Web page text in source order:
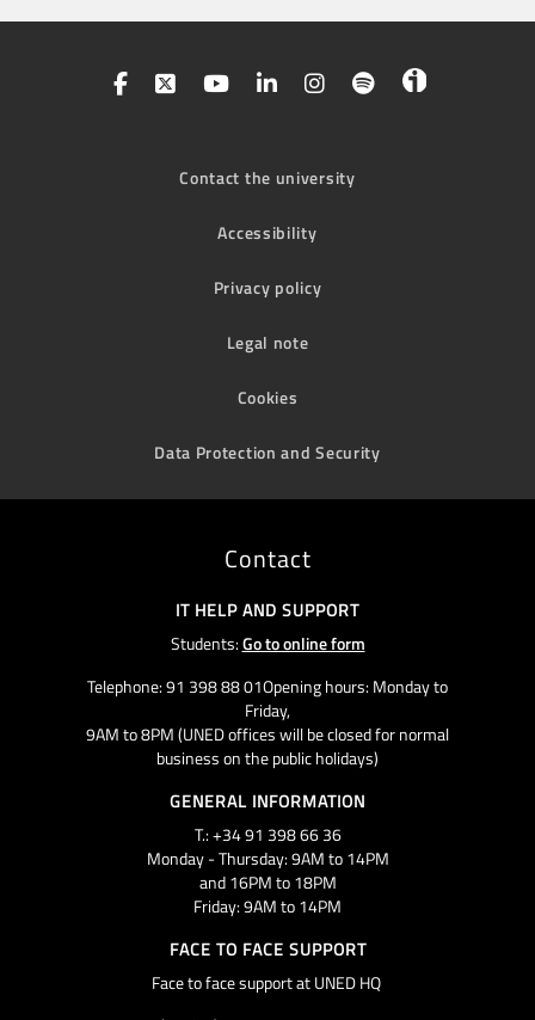
Contact the university
Accessibility
Privacy policy
Legal note
Cookies
Data Protection and Security
Contact
IT HELP AND SUPPORT
Students:Go to online form
Telephone: 91 398 88 01Opening hours: Monday to
Friday,
9AM to 8PM (UNED offices will be closed for normal
business on the public holidays)
GENERAL INFORMATION
T.: +34 91 398 66 36
Monday - Thursday: 9AM to 14PM
and 16PM to 18PM
Friday: 9AM to 14PM
FACE TO FACE SUPPORT
Face to face support at UNED HQ